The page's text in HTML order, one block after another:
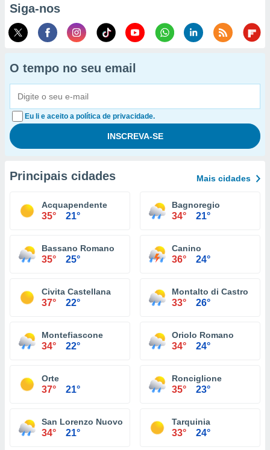
Siga-nos
O tempo no seu email
Eu li e aceito a política de privacidade.
Principais cidades Mais cidades
Acquapendente
35° 21°
Bagnoregio
34° 21°
Bassano Romano
35° 25°
Canino
36° 24°
Civita Castellana
37° 22°
Montalto di Castro
33° 26°
Montefiascone
34° 22°
Oriolo Romano
34° 24°
Orte
37° 21°
Ronciglione
35° 23°
San Lorenzo Nuovo
34° 21°
Tarquinia
33° 24°